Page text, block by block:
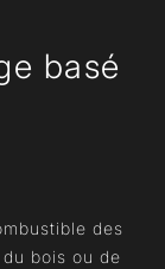
basé
des
bois ou de